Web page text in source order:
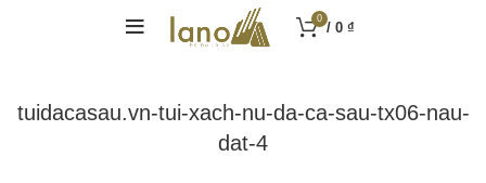
0
/ 0 ₫
tuidacasau.vn-tui-xach-nu-da-ca-sau-tx06-nau-
dat-4